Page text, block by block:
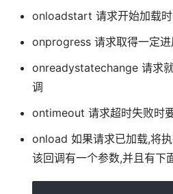
onloadstart 请求开始加载
onprogress 请求取得一定进
onreadystatechange 请求
调
ontimeout 请求超时失败时
onload 如果请求已加载,将执
该回调有一个参数,并且有下